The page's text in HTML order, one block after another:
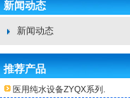
新闻动态
新闻动态
推荐产品
医用纯水设备ZYQX系列.